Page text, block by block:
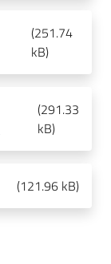
(251.74
kB)
(291.33
kB)
(121.96 kB)